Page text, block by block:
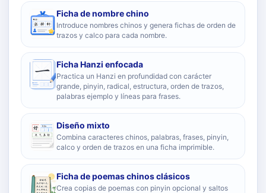
Ficha de nombre chino
Introduce nombres chinos y genera fichas de orden de
trazos y calco para cada nombre.
Ficha Hanzi enfocada
Practica un Hanzi en profundidad con carácter
grande, pinyin, radical, estructura, orden de trazos,
palabras ejemplo y líneas para frases.
Diseño mixto
Combina caracteres chinos, palabras, frases, pinyin,
calco y orden de trazos en una ficha imprimible.
Ficha de poemas chinos clásicos
Crea copias de poemas con pinyin opcional y saltos